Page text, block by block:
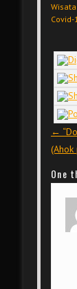
Covid-
Post
←
(Ahok
One